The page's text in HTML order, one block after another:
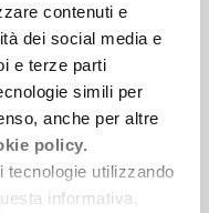
contenuti e
dei social media e
e terze parti
simili per
anche per altre
policy.
tecnologie utilizzando
informativa,